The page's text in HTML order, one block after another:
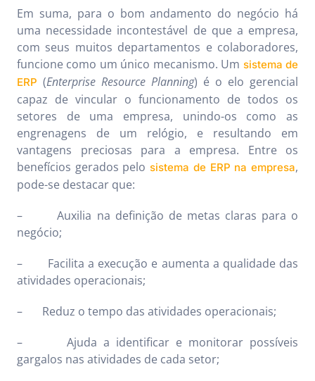
Em suma, para o bom andamento do negócio há
uma necessidade incontestável de que a empresa,
com seus muitos departamentos e colaboradores,
funcione como um único mecanismo. Um sistema de
ERP (Enterprise Resource Planning) é o elo gerencial
capaz de vincular o funcionamento de todos os
setores de uma empresa, unindo-os como as
engrenagens de um relógio, e resultando em
vantagens preciosas para a empresa. Entre os
benefícios gerados pelosistema de ERP na empresa,
pode-se destacar que:
– Auxilia na definição de metas claras para o
negócio;
– Facilita a execução e aumenta a qualidade das
atividades operacionais;
– Reduz o tempo das atividades operacionais;
– Ajuda a identificar e monitorar possíveis
gargalos nas atividades de cada setor;